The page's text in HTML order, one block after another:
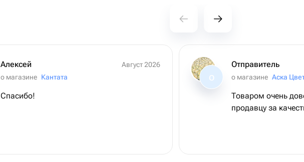
Алексей
Август 2026
о магазине Кантата
Спасибо!
О
Отправитель
о магазине Аска
Товаром очень
продавцу за